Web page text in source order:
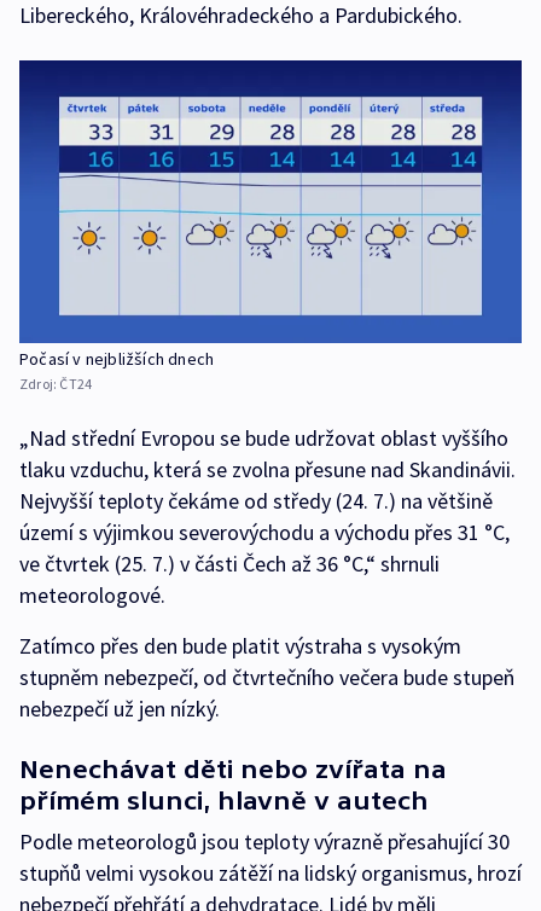
Libereckého, Královéhradeckého a Pardubického.
Počasí v nejbližších dnech
Zdroj: ČT24
„Nad střední Evropou se bude udržovat oblast vyššího
tlaku vzduchu, která se zvolna přesune nad Skandinávii.
Nejvyšší teploty čekáme od středy (24. 7.) na většině
území s výjimkou severovýchodu a východu přes 31 °C,
ve čtvrtek (25. 7.) v části Čech až 36 °C,“ shrnuli
meteorologové.
Zatímco přes den bude platit výstraha s vysokým
stupněm nebezpečí, od čtvrtečního večera bude stupeň
nebezpečí už jen nízký.
Nenechávat děti nebo zvířata na
přímém slunci, hlavně v autech
Podle meteorologů jsou teploty výrazně přesahující 30
stupňů velmi vysokou zátěží na lidský organismus, hrozí
nebezpečí přehřátí a dehydratace. Lidé by měli